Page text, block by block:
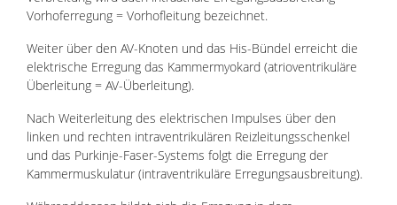
Vorhoferregung = Vorhofleitung bezeichnet.
Weiter über den AV-Knoten und das His-Bündel erreicht die
elektrische Erregung das Kammermyokard (atrioventrikuläre
Überleitung = AV-Überleitung).
Nach Weiterleitung des elektrischen Impulses über den
linken und rechten intraventrikulären Reizleitungsschenkel
und das Purkinje-Faser-Systems folgt die Erregung der
Kammermuskulatur (intraventrikuläre Erregungsausbreitung).